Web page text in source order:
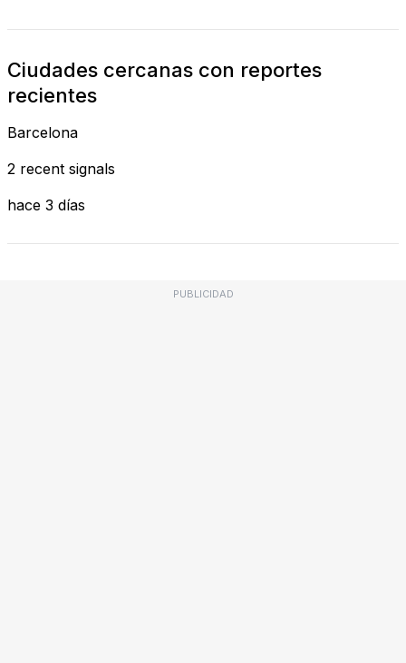
Ciudades cercanas con reportes
recientes
Barcelona
2 recent signals
hace 3 días
PUBLICIDAD